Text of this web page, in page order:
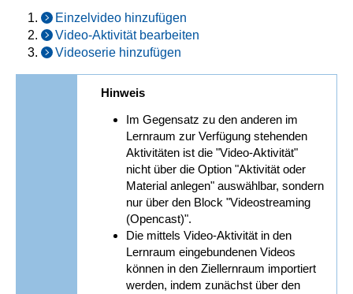
Einzelvideo hinzufügen
Video-Aktivität bearbeiten
Videoserie hinzufügen
Hinweis
Im Gegensatz zu den anderen im
Lernraum zur Verfügung stehenden
Aktivitäten ist die "Video-Aktivität"
nicht über die Option "Aktivität oder
Material anlegen" auswählbar, sondern
nur über den Block "Videostreaming
(Opencast)".
Die mittels Video-Aktivität in den
Lernraum eingebundenen Videos
können in den Ziellernraum importiert
werden, indem zunächst über den